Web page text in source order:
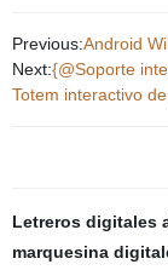
Previous:Android
Next:{@Soporte
Totem interactivo
Letreros digitales
marquesina